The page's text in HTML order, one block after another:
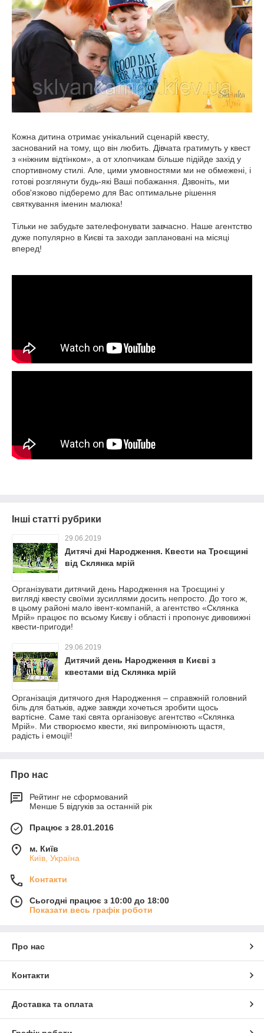
Кожна дитина отримає унікальний сценарій квесту,
заснований на тому, що він любить. Дівчата гратимуть у квест
з «ніжним відтінком», а от хлопчикам більше підійде захід у
спортивному стилі. Але, цими умовностями ми не обмежені, і
готові розглянути будь-які Ваші побажання. Дзвоніть, ми
обов'язково підберемо для Вас оптимальне рішення
святкування іменин малюка!
Тільки не забудьте зателефонувати завчасно. Наше агентство
дуже популярно в Києві та заходи заплановані на місяці
вперед!
Інші статті рубрики
29.06.2019
Дитячі дні Народження. Квести на Троєщині
від Склянка мрій
Організувати дитячий день Народження на Троєщині у
вигляді квесту своїми зусиллями досить непросто. До того ж,
в цьому районі мало івент-компаній, а агентство «Склянка
Мрій» працює по всьому Києву і області і пропонує дивовижні
квести-пригоди!
29.06.2019
Дитячий день Народження в Києві з
квестами від Склянка мрій
Організація дитячого дня Народження – справжній головний
біль для батьків, адже завжди хочеться зробити щось
вартісне. Саме такі свята організовує агентство «Склянка
Мрій». Ми створюємо квести, які випромінюють щастя,
радість і емоції!
Про нас
Рейтинг не сформований
Менше 5 відгуків за останній рік
Працює з 28.01.2016
м. Київ
Київ, Україна
Контакти
Сьогодні працює з 10:00 до 18:00
Показати весь графік роботи
Про нас
Контакти
Доставка та оплата